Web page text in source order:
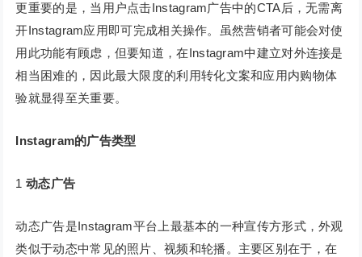
更重要的是，当用户点击Instagram广告中的CTA后，无需离
开Instagram应用即可完成相关操作。虽然营销者可能会对使
用此功能有顾虑，但要知道，在Instagram中建立对外连接是
相当困难的，因此最大限度的利用转化文案和应用内购物体
验就显得至关重要。
Instagram的广告类型
1动态广告
动态广告是Instagram平台上最基本的一种宣传方形式，外观
类似于动态中常见的照片、视频和轮播。主要区别在于，在